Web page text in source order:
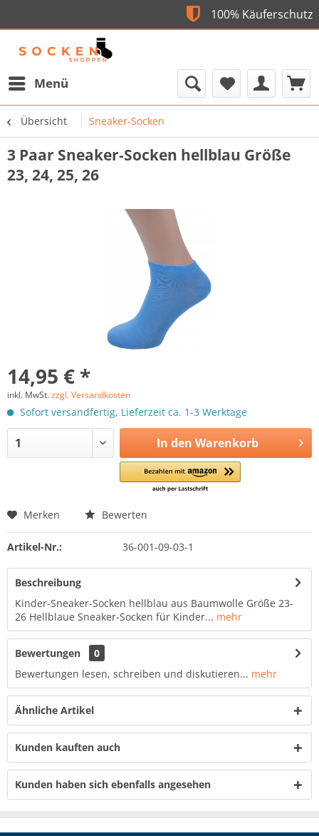
Flexible Bezahlung
100%
Menü
Übersicht Sneaker-Socken
3 Paar Sneaker-Socken hellblau Größe
23, 24, 25, 26
14,95 € *
inkl. MwSt.zzgl. Versandkosten
Sofort versandfertig, Lieferzeit ca. 1-3 Werktage
In den Warenkorb
Merken Bewerten
Artikel-Nr.: 36-001-09-03-1
Beschreibung
Kinder-Sneaker-Socken hellblau aus Baumwolle Größe 23-
26 Hellblaue Sneaker-Socken für Kinder... mehr
Bewertungen
0
Bewertungen lesen, schreiben und diskutieren... mehr
Ähnliche Artikel
Kunden kauften auch
Kunden haben sich ebenfalls angesehen